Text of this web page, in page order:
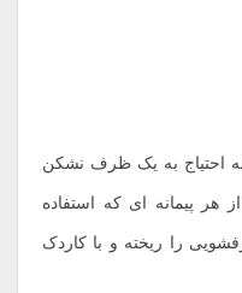
احتیاج به یک ظرف نشکن
هم دارید که در ابتدا نسبت 4 به 3 از هر پیمانه ای که استفاده
را ریخته و با کاردک